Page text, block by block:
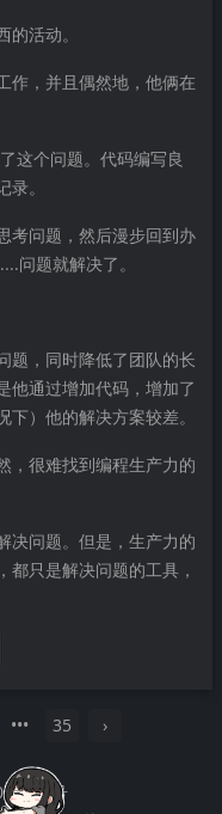
活动。
作，并且偶然地，他俩在
这个问题。代码编写良
。
考问题，然后漫步回到办
问题就解决了。
题，同时降低了团队的长
他通过增加代码，增加了
）他的解决方案较差。
，很难找到编程生产力的
决问题。但是，生产力的
只是解决问题的工具，
••• 35 ›
号